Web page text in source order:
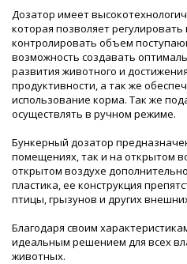
Дозатор имеет
которая позволяет
контролировать объем
возможность создавать
развития животного и
продуктивности, а так же
использование корма. Так же
осуществлять в ручном режиме.
Бункерный дозатор
помещениях, так и на открытом
открытом воздухе
пластика, ее конструкция
птицы, грызунов и других
Благодаря своим
идеальным решением для всех
животных.